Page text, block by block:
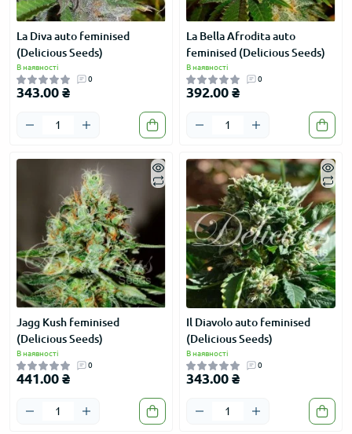
La Diva auto feminised
(Delicious Seeds)
В наявності
0
343.00 ₴
La Bella Afrodita auto
feminised (Delicious Seeds)
В наявності
0
392.00 ₴
Jagg Kush feminised
(Delicious Seeds)
В наявності
0
441.00 ₴
Il Diavolo auto feminised
(Delicious Seeds)
В наявності
0
343.00 ₴